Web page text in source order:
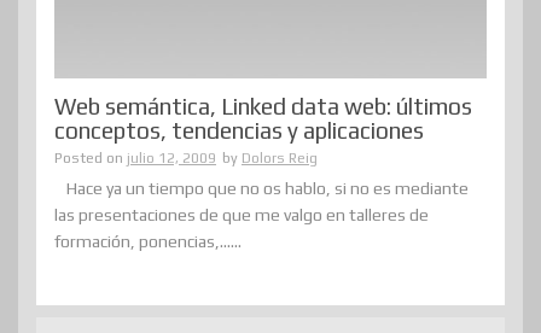
Web semántica, Linked data web: últimos
conceptos, tendencias y aplicaciones
Posted on julio 12, 2009 by Dolors Reig
Hace ya un tiempo que no os hablo, si no es mediante
las presentaciones de que me valgo en talleres de
formación, ponencias,......